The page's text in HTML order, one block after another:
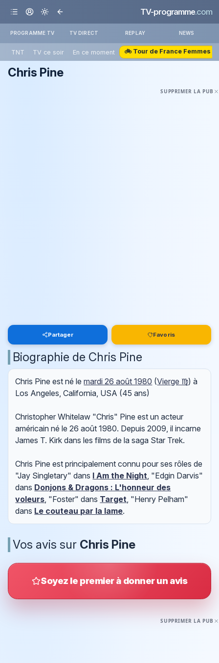
TV-programme.com
PROGRAMME TV TV DIRECT REPLAY NEWS
TNT TV ce soir En ce moment 🚲 Tour de France Femmes
Chris Pine
SUPPRIMER LA PUB
Partager Favoris
Biographie de Chris Pine
Chris Pine est né lemardi 26 août 1980 (Vierge ♍) à
Los Angeles, California, USA (45 ans)
Christopher Whitelaw "Chris" Pine est un acteur
américain né le 26 août 1980. Depuis 2009, il incarne
James T. Kirk dans les films de la saga Star Trek.
Chris Pine est principalement connu pour ses rôles de
"Jay Singletary" dans I Am the Night, "Edgin Darvis"
dans Donjons & Dragons : L'honneur des
voleurs, "Foster" dans Target, "Henry Pelham"
dans Le couteau par la lame.
Vos avis sur Chris Pine
Soyez le premier à donner un avis
SUPPRIMER LA PUB